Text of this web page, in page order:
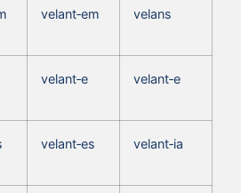
velant‑em velans
velant‑e velant‑e
velant‑es velant‑ia